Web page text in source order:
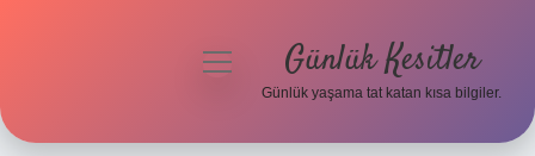
menüyü
Günlük Kesitler
Günlük yaşama tat katan kısa bilgiler.